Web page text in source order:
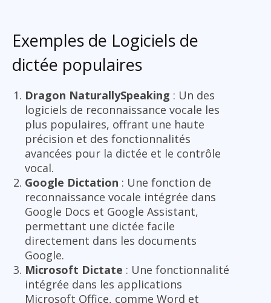
Exemples de Logiciels de
dictée populaires
Dragon NaturallySpeaking : Un des
logiciels de reconnaissance vocale les
plus populaires, offrant une haute
précision et des fonctionnalités
avancées pour la dictée et le contrôle
vocal.
Google Dictation : Une fonction de
reconnaissance vocale intégrée dans
Google Docs et Google Assistant,
permettant une dictée facile
directement dans les documents
Google.
Microsoft Dictate : Une fonctionnalité
intégrée dans les applications
Microsoft Office, comme Word et